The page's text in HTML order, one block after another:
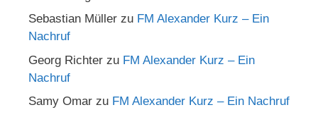
Sebastian Müller zu FM Alexander Kurz – Ein
Nachruf
Georg Richter zu FM Alexander Kurz – Ein
Nachruf
Samy Omar zu FM Alexander Kurz – Ein Nachruf